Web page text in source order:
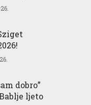
dobro”
ljeto